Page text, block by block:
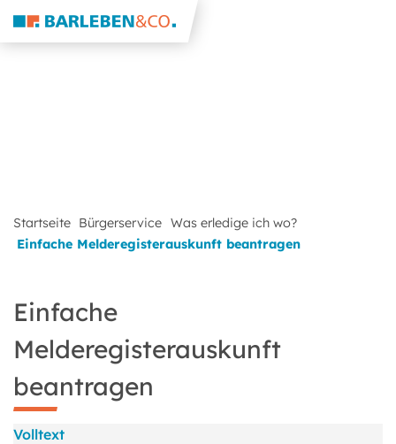
Startseite Bürgerservice Was erledige ich wo?
Einfache Melderegisterauskunft beantragen
Einfache
Melderegisterauskunft
beantragen
Volltext